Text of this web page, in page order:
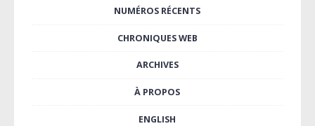
NUMÉROS RÉCENTS
CHRONIQUES WEB
ARCHIVES
À PROPOS
ENGLISH